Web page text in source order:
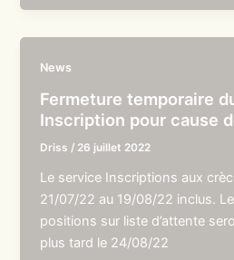
News
Fermeture temporaire
Inscription pour cause
Driss / 26 juillet 2022
Le service Inscriptions aux
21/07/22 au 19/08/22 inclus.
positions sur liste d’attente
plus tard le 24/08/22